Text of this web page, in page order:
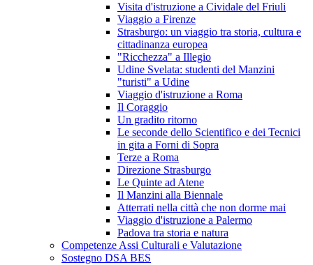
Visita d'istruzione a Cividale del Friuli
Viaggio a Firenze
Strasburgo: un viaggio tra storia, cultura e
cittadinanza europea
"Ricchezza" a Illegio
Udine Svelata: studenti del Manzini
"turisti" a Udine
Viaggio d'istruzione a Roma
Il Coraggio
Un gradito ritorno
Le seconde dello Scientifico e dei Tecnici
in gita a Forni di Sopra
Terze a Roma
Direzione Strasburgo
Le Quinte ad Atene
Il Manzini alla Biennale
Atterrati nella città che non dorme mai
Viaggio d'istruzione a Palermo
Padova tra storia e natura
Competenze Assi Culturali e Valutazione
Sostegno DSA BES